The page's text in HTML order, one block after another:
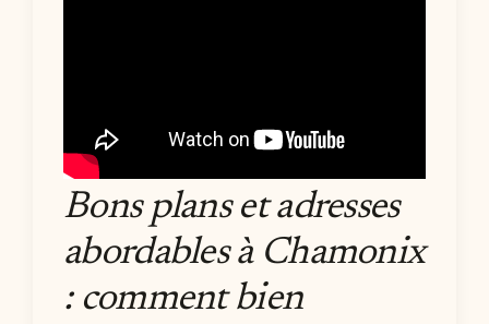
Bons plans et adresses
abordables à Chamonix
: comment bien